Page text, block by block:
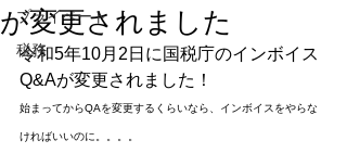
プライベート
税務
が変更されました
令和5年10月2日に国税庁のインボイス
Q&Aが変更されました！
始まってからQAを変更するくらいなら、インボイスをやらな
ければいいのに。。。。